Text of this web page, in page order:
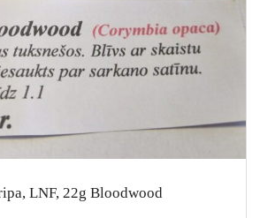
LNF, 22g Bloodwood